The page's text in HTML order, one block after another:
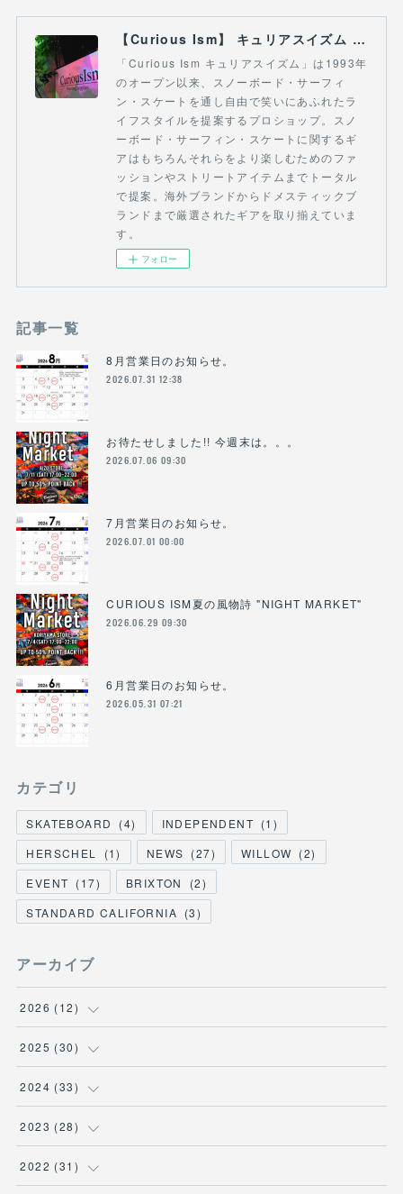
【Curious Ism】 キュリアスイズム l スノーボードショップ サーフショップ 福島県 会津若松市 郡山市 通販
「Curious Ism キュリアスイズム」は1993年
のオープン以来、スノーボード・サーフィ
ン・スケートを通し自由で笑いにあふれたラ
イフスタイルを提案するプロショップ。スノ
ーボード・サーフィン・スケートに関するギ
アはもちろんそれらをより楽しむためのファ
ッションやストリートアイテムまでトータル
で提案。海外ブランドからドメスティックブ
ランドまで厳選されたギアを取り揃えていま
す。
フォロー
記事一覧
8月営業日のお知らせ。
2026.07.31 12:38
お待たせしました!! 今週末は。。。
2026.07.06 09:30
7月営業日のお知らせ。
2026.07.01 00:00
CURIOUS ISM夏の風物詩 "NIGHT MARKET"
2026.06.29 09:30
6月営業日のお知らせ。
2026.05.31 07:21
カテゴリ
SKATEBOARD (4) INDEPENDENT (1 )
HERSCHEL
(1) NEWS (27) WILLOW (2)
EVENT (17) BRIXTON (2)
STANDARD CALIFORNIA (3)
アーカイブ
2026 (12)
(3)
(1)
(2)
( 1 )
2025 (30)
(5)
(3)
(2 )
2024 (33)
(5)
(1 )
2023 (28)
(3 )
2022 (31 )